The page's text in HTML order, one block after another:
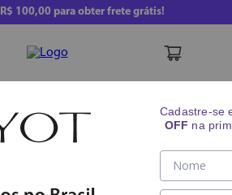
R$ 100,00para obter frete grátis!
Corretivo Matte
Cadastre-se
OFF na